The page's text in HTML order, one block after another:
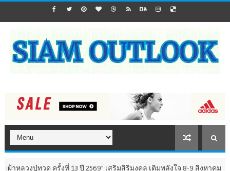
วด ครั้งที่ 13 ปี 2569" เสริมสิริมงคล เติมพลังใจ 8-9 สิงหาคม นี้ ณ วัดห้ว